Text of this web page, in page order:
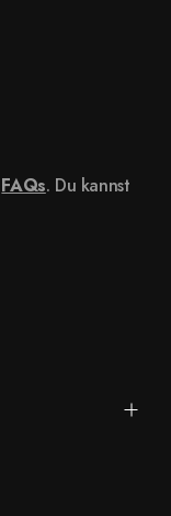
FAQs. Du kannst